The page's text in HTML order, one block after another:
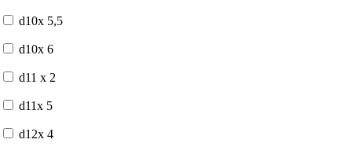
d10x 5,5
d10x 6
d11 x 2
d11x 5
d12x 4